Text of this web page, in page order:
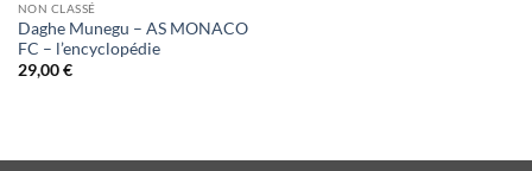
NON CLASSÉ
Daghe Munegu – AS MONACO
FC – l’encyclopédie
29,00€